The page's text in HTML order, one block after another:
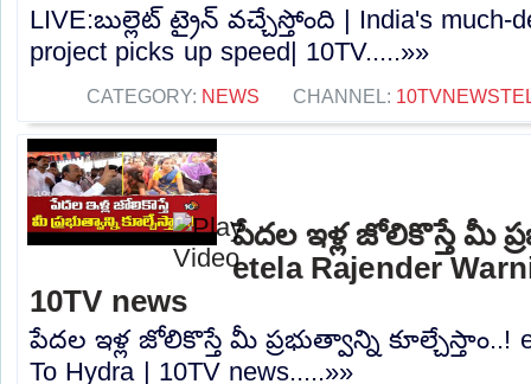
LIVE:బుల్లెట్‌ ట్రైన్‌ వచ్చేస్తోంది | India's much-
project picks up speed| 10TV.....»»
CATEGORY: NEWS CHANNEL:
పేదల ఇళ్ల జోలికొస్తే మీ
etela Rajender
10TV news
పేదల ఇళ్ల జోలికొస్తే మీ ప్రభుత్వాన్ని కూల్చేస్తాం..!
To Hydra | 10TV news.....»»